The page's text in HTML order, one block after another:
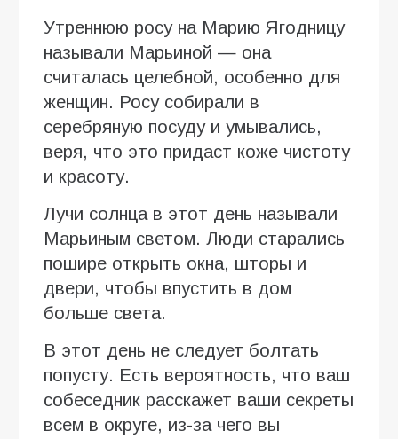
Утреннюю росу на Марию Ягодницу
называли Марьиной — она
считалась целебной, особенно для
женщин. Росу собирали в
серебряную посуду и умывались,
веря, что это придаст коже чистоту
и красоту.
Лучи солнца в этот день называли
Марьиным светом. Люди старались
пошире открыть окна, шторы и
двери, чтобы впустить в дом
больше света.
В этот день не следует болтать
попусту. Есть вероятность, что ваш
собеседник расскажет ваши секреты
всем в округе, из-за чего вы